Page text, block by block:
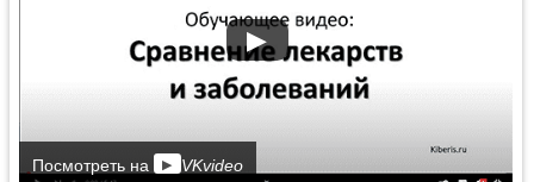
▶
Посмотреть на ▶ VKvideo